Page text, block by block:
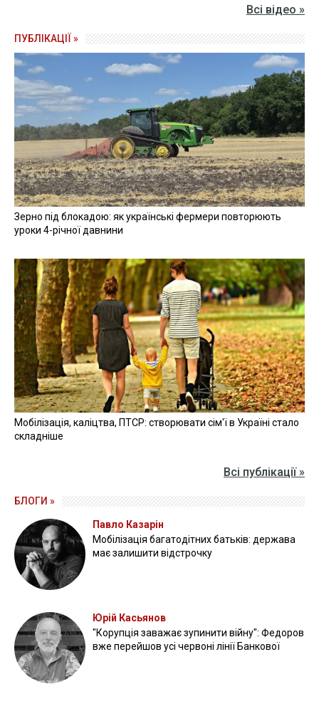
Всі відео »
ПУБЛІКАЦІЇ »
Зерно під блокадою: як українські фермери повторюють
уроки 4-річної давнини
Мобілізація, каліцтва, ПТСР: створювати сім'ї в Україні стало
складніше
Всі публікації »
БЛОГИ »
Павло Казарін
Мобілізація багатодітних батьків: держава
має залишити відстрочку
Юрій Касьянов
"Корупція заважає зупинити війну": Федоров
вже перейшов усі червоні лінії Банкової